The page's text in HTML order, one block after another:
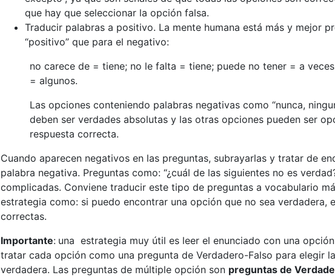
que hay que seleccionar la opción falsa.
Traducir palabras a positivo. La mente humana está más y mejor
“positivo” que para el negativo:
no carece de = tiene; no le falta = tiene; puede no tener = a
= algunos.
Las opciones conteniendo palabras negativas como “nunca,
deben ser verdades absolutas y las otras opciones pueden ser
respuesta correcta.
Cuando aparecen negativos en las preguntas, subrayarlas y tratar de
palabra negativa. Preguntas como: “¿cuál de las siguientes no es
complicadas. Conviene traducir este tipo de preguntas a vocabulario
estrategia como: si puedo encontrar una opción que no sea verdadera,
correctas.
Importante: una estrategia muy útil es leer el enunciado con una
tratar cada opción como una pregunta de Verdadero-Falso para elegir
verdadera. Las preguntas de múltiple opción son preguntas de